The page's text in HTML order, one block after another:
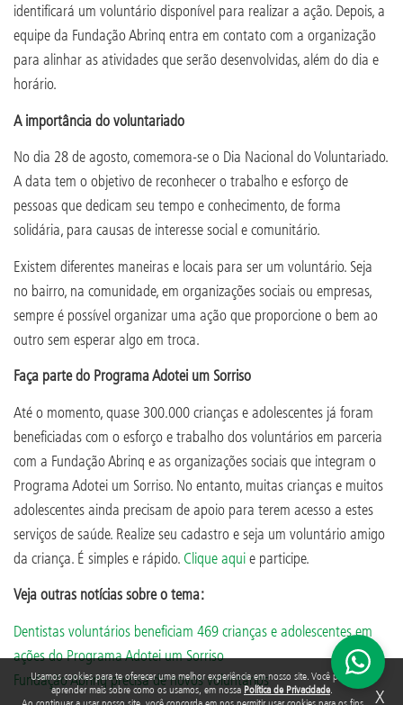
Usamos cookies para te oferecer uma melhor experiência em nosso site. Você pode
aprender mais sobre como os usamos, em nossa Política de Privacidade.
X
identificará um voluntário disponível para realizar a ação. Depois, a
equipe da Fundação Abrinq entra em contato com a organização
para alinhar as atividades que serão desenvolvidas, além do dia e
horário.
A importância do voluntariado
No dia 28 de agosto, comemora-se o Dia Nacional do Voluntariado.
A data tem o objetivo de reconhecer o trabalho e esforço de
pessoas que dedicam seu tempo e conhecimento, de forma
solidária, para causas de interesse social e comunitário.
Existem diferentes maneiras e locais para ser um voluntário. Seja
no bairro, na comunidade, em organizações sociais ou empresas,
sempre é possível organizar uma ação que proporcione o bem ao
outro sem esperar algo em troca.
Faça parte do Programa Adotei um Sorriso
Até o momento, quase 300.000 crianças e adolescentes já foram
beneficiadas com o esforço e trabalho dos voluntários em parceria
com a Fundação Abrinq e as organizações sociais que integram o
Programa Adotei um Sorriso. No entanto, muitas crianças e muitos
adolescentes ainda precisam de apoio para terem acesso a estes
serviços de saúde. Realize seu cadastro e seja um voluntário amigo
da criança. É simples e rápido. Clique aquie participe.
Veja outras notícias sobre o tema:
Dentistas voluntários beneficiam 469 crianças e adolescentes em
ações do Programa Adotei um Sorriso
Fundação Abrinq precisa de novos voluntários